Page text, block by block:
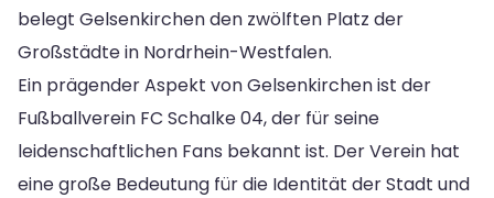
belegt Gelsenkirchen den zwölften Platz der
Großstädte in Nordrhein-Westfalen.
Ein prägender Aspekt von Gelsenkirchen ist der
Fußballverein FC Schalke 04, der für seine
leidenschaftlichen Fans bekannt ist. Der Verein hat
eine große Bedeutung für die Identität der Stadt und